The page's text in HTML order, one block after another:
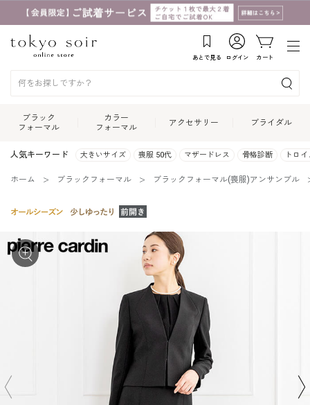
あとで見る ログイン カート
ブラック
フォーマル
カラー
フォーマル
アクセサリー ブライダル
人気キーワード 大きいサイズ 喪服 50代 マザードレス 骨格診断 トロ
ホーム ブラックフォーマル ブラックフォーマル(喪服)アンサンブル